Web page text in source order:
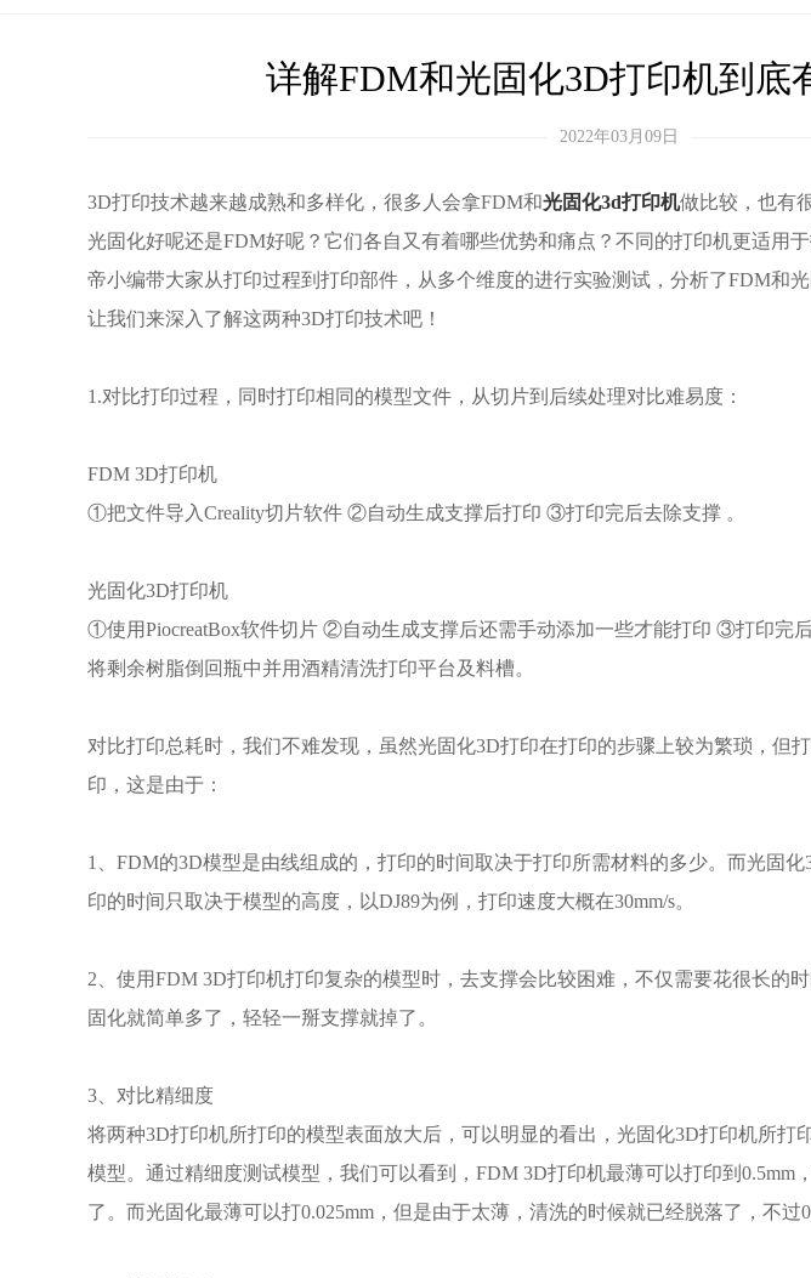
详解FDM和光固化3D打印机到底
2022年03月09日
3D打印技术越来越成熟和多样化，很多人会拿FDM和光固化3d打印机做比较，也有
光固化好呢还是FDM好呢？它们各自又有着哪些优势和痛点？不同的打印机更适用
帝小编带大家从打印过程到打印部件，从多个维度的进行实验测试，分析了FDM和
让我们来深入了解这两种3D打印技术吧！
1.对比打印过程，同时打印相同的模型文件，从切片到后续处理对比难易度：
FDM 3D打印机
①把文件导入Creality切片软件 ②自动生成支撑后打印 ③打印完后去除支撑 。
光固化3D打印机
①使用PiocreatBox软件切片 ②自动生成支撑后还需手动添加一些才能打印 ③打印
将剩余树脂倒回瓶中并用酒精清洗打印平台及料槽。
对比打印总耗时，我们不难发现，虽然光固化3D打印在打印的步骤上较为繁琐，但
印，这是由于：
1、FDM的3D模型是由线组成的，打印的时间取决于打印所需材料的多少。而光固
印的时间只取决于模型的高度，以DJ89为例，打印速度大概在30mm/s。
2、使用FDM 3D打印机打印复杂的模型时，去支撑会比较困难，不仅需要花很长的
固化就简单多了，轻轻一掰支撑就掉了。
3、对比精细度
将两种3D打印机所打印的模型表面放大后，可以明显的看出，光固化3D打印机所打
模型。通过精细度测试模型，我们可以看到，FDM 3D打印机最薄可以打印到0.5mm
了。而光固化最薄可以打0.025mm，但是由于太薄，清洗的时候就已经脱落了，不过